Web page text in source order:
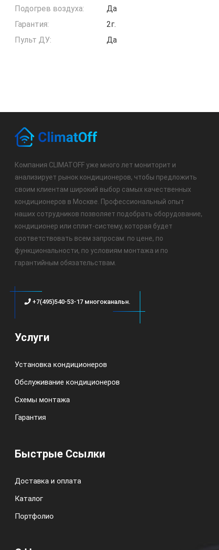
Подогрев воздуха:
Да
Гарантия:
2г.
Пульт ДУ:
Да
Компания CLIMATOFF уже много лет мониторит и
анализирует рынок кондиционеров, чтобы предложить
своим клиентам широкий выбор самых качественных
кондиционеров в Москве. Профессиональный опыт
наших сотрудников позволяет подобрать оборудование,
кондиционер или сплит-систему, которая будет
соответствовать всем запросам: по цене, по
функциональности, по условиям монтажа и по
гарантийным обязательствам.
+7(495)540-53-17 многоканальн.
Услуги
Установка кондиционеров
Обслуживание кондиционеров
Схемы монтажа
Гарантия
Быстрые Ссылки
Доставка и оплата
Каталог
Портфолио